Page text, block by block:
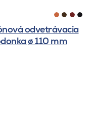
odvetrávacia
ø 110 mm